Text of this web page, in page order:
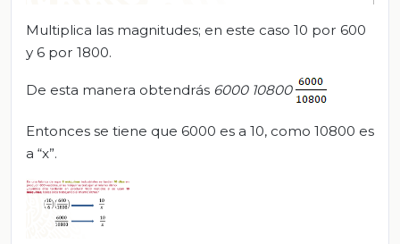
Multiplica las magnitudes; en este caso 10 por 600
y 6 por 1800.
De esta manera obtendrás 6000 10800
Entonces se tiene que 6000 es a 10, como 10800 es
a “x”.